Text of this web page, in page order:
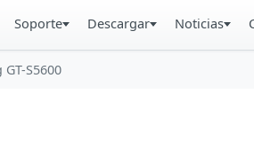
Soporte Descargar Noticias
S5600